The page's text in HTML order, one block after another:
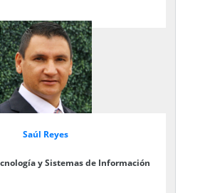
Saúl Reyes
y Sistemas de Información